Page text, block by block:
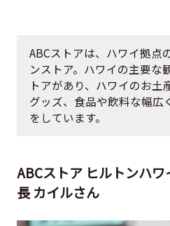
ABCストアは、ハワイ拠点
ンストア。ハワイの主要な
トアがあり、ハワイのお土
グッズ、食品や飲料な幅広
をしています。
ABCストア ヒルトンハ
長 カイルさん